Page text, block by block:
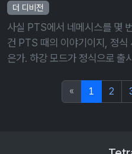
더 디비전
사실 PTS에서 네메시스를 몇
건 PTS 때의 이야기이지, 정식
은가. 하강 모드가 정식으로 출
« 1 2